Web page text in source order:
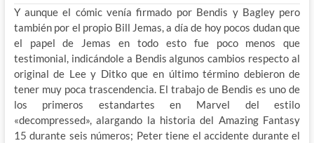
Y aunque el cómic venía firmado por Bendis y Bagley pero
también por el propio Bill Jemas, a día de hoy pocos dudan que
el papel de Jemas en todo esto fue poco menos que
testimonial, indicándole a Bendis algunos cambios respecto al
original de Lee y Ditko que en último término debieron de
tener muy poca trascendencia. El trabajo de Bendis es uno de
los primeros estandartes en Marvel del estilo
«decompressed», alargando la historia del Amazing Fantasy
15 durante seis números; Peter tiene el accidente durante el